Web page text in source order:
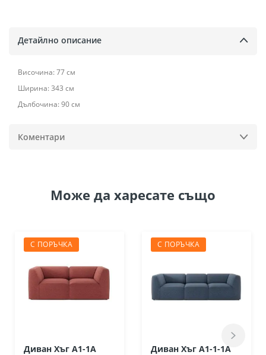
Детайлно описание
Височина: 77 см
Ширина: 343 см
Дълбочина: 90 см
Коментари
Може да харесате също
С ПОРЪЧКА
Диван Хъг А1-1А
С ПОРЪЧКА
Диван Хъг А1-1-1А